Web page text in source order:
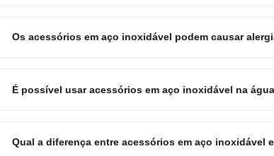
Os acessórios em aço inoxidável podem causar
É possível usar acessórios em aço inoxidável na
Qual a diferença entre acessórios em aço inoxidável